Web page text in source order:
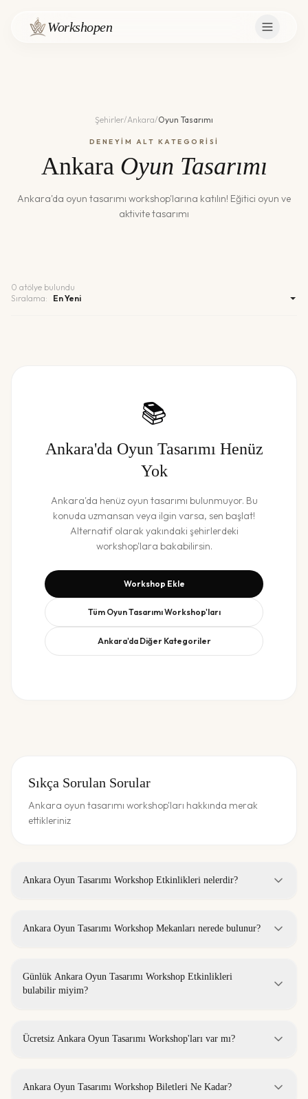
Workshopen
Şehirler/Ankara/Oyun Tasarımı
DENEYİM ALT KATEGORİSİ
Ankara Oyun Tasarımı
Ankara'da oyun tasarımı workshop'larına katılın! Eğitici oyun ve
aktivite tasarımı
0 atölye bulundu
Sıralama:
📚
Ankara'da Oyun Tasarımı Henüz
Yok
Ankara'da henüz oyun tasarımı bulunmuyor. Bu
konuda uzmansan veya ilgin varsa, sen başlat!
Alternatif olarak yakındaki şehirlerdeki
workshop'lara bakabilirsin.
Workshop Ekle
Tüm Oyun TasarımıWorkshop'ları
Ankara'da Diğer Kategoriler
Sıkça Sorulan Sorular
Ankara oyun tasarımı workshop'ları hakkında merak
ettikleriniz
Ankara Oyun Tasarımı Workshop Etkinlikleri nelerdir?
Ankara Oyun Tasarımı Workshop Mekanları nerede bulunur?
Günlük Ankara Oyun Tasarımı Workshop Etkinlikleri
bulabilir miyim?
Ücretsiz Ankara Oyun Tasarımı Workshop'ları var mı?
Ankara Oyun Tasarımı Workshop Biletleri Ne Kadar?